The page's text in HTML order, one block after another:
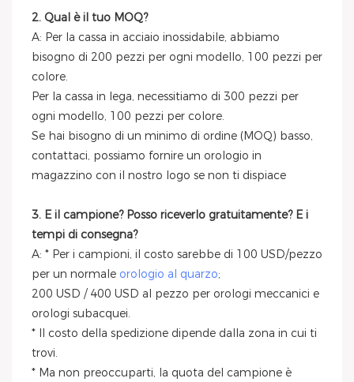
2. Qual è il tuo MOQ?
A: Per la cassa in acciaio inossidabile, abbiamo
bisogno di 200 pezzi per ogni modello, 100 pezzi per
colore.
Per la cassa in lega, necessitiamo di 300 pezzi per
ogni modello, 100 pezzi per colore.
Se hai bisogno di un minimo di ordine (MOQ) basso,
contattaci, possiamo fornire un orologio in
magazzino con il nostro logo se non ti dispiace
3. E il campione? Posso riceverlo gratuitamente? E i
tempi di consegna?
A: * Per i campioni, il costo sarebbe di 100 USD/pezzo
per un normale orologio al quarzo;
200 USD / 400 USD al pezzo per orologi meccanici e
orologi subacquei.
* Il costo della spedizione dipende dalla zona in cui ti
trovi.
* Ma non preoccuparti, la quota del campione è